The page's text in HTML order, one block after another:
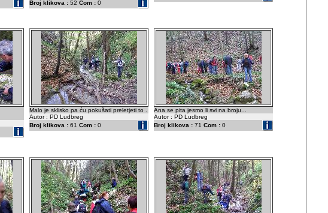
Broj klikova : 52 Com : 0
Malo je sklisko pa ću pokušati preletjeti to .
Autor : PD Ludbreg
Broj klikova : 61 Com : 0
Ana se pita jesmo li svi na broju...
Autor : PD Ludbreg
Broj klikova : 71 Com : 0